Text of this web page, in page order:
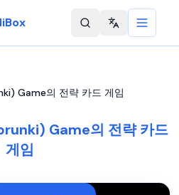
Change
Game의 전략 카드 게임
Game의 전략 카드
게임